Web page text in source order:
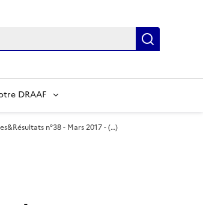
DRAAF
n°38 - Mars 2017 - (…)